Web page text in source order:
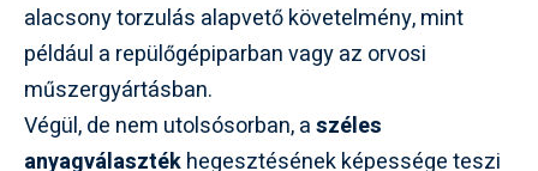
alacsony torzulás alapvető követelmény, mint
például a repülőgépiparban vagy az orvosi
műszergyártásban.
Végül, de nem utolsósorban, aszéles
anyagválasztékhegesztésének képessége teszi